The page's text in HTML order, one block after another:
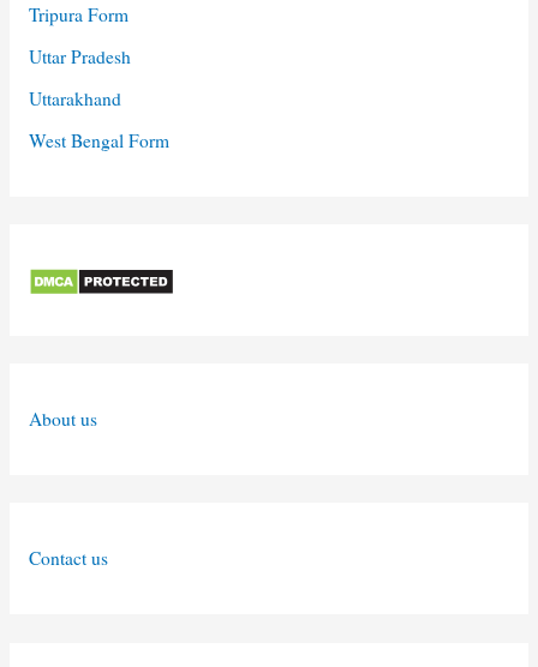
Tripura Form
Uttar Pradesh
Uttarakhand
West Bengal Form
About us
Contact us